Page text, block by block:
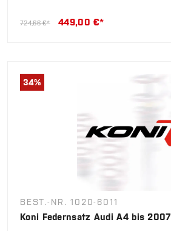
724,66 €* 449,00 €*
34%
BEST.-NR. 1020-6011
Koni Federnsatz Audi A4 bis 2007